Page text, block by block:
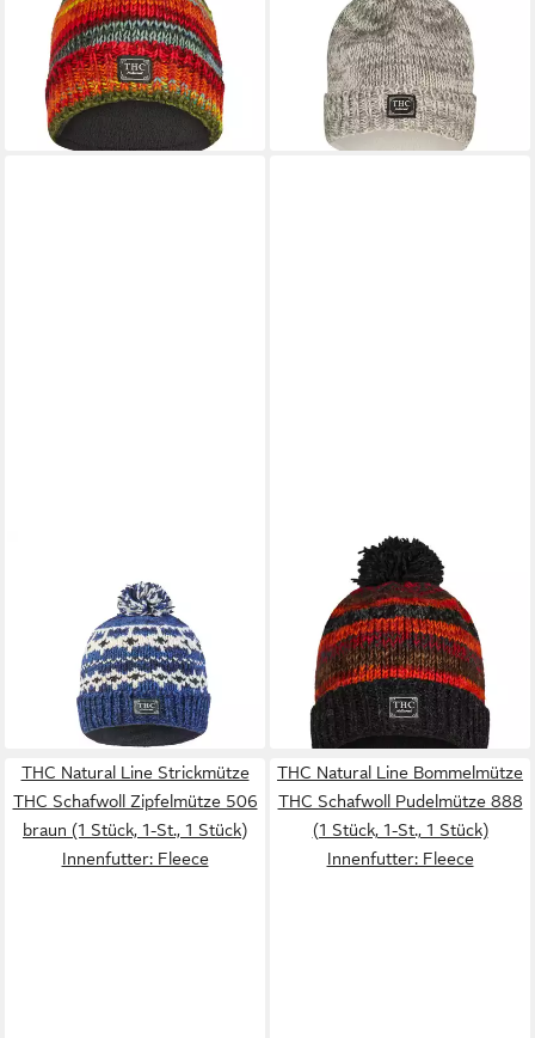
Rollcap 616 (1 Stück, 1-St., 1
Stück) Innenfutter: Fleece
29,90 €
lieferbar - in 3-4 Werktagen bei dir
Pudelmütze 812 beige (1
Stück, 1-St., 1 Stück)
Innenfutter: Fleece
29,90 €
lieferbar - in 3-4 Werktagen bei dir
Bommelmütze THC Schafwoll
Pudelmütze 605 (1 Stück, 1-
St., 1 Stück) ein Naturprodukt
lieferbar - in 3-4 Werktagen bei dir
THC NATURAL LINE
Bommelmütze THC Schafwoll
Pudelmütze 815 (1 Stück, 1-
St., 1 Stück) Innenfutter:
Fleece
29,90 €
lieferbar - in 3-4 Werktagen bei dir
THC Natural Line Strickmütze
THC Schafwoll Zipfelmütze 506
braun (1 Stück, 1-St., 1 Stück)
Innenfutter: Fleece
THC Natural Line Bommelmütze
THC Schafwoll Pudelmütze 888
(1 Stück, 1-St., 1 Stück)
Innenfutter: Fleece